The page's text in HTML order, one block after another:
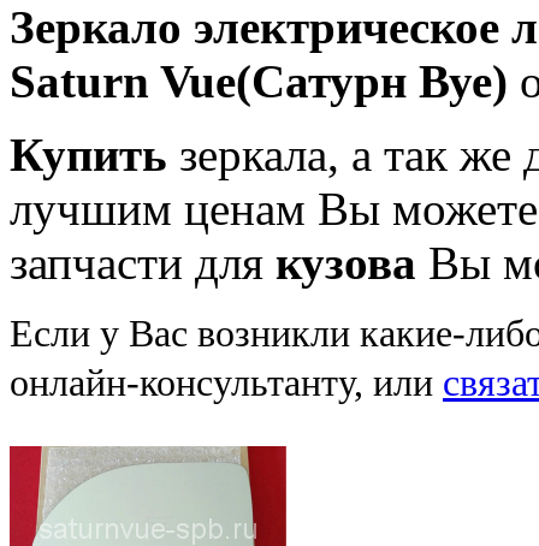
Зеркало электрическое
Saturn Vue(Сатурн Вуе)
Купить зеркала, а так же
лучшим ценам Вы
запчасти для кузова Вы
Если у Вас возникли какие-
онлайн-консультанту, или